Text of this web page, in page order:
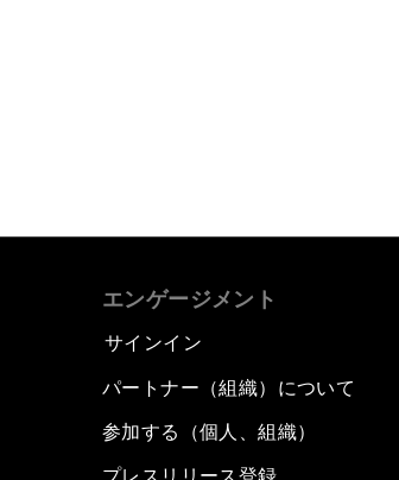
エンゲージメント
サインイン
パートナー（組織）について
参加する（個人、組織）